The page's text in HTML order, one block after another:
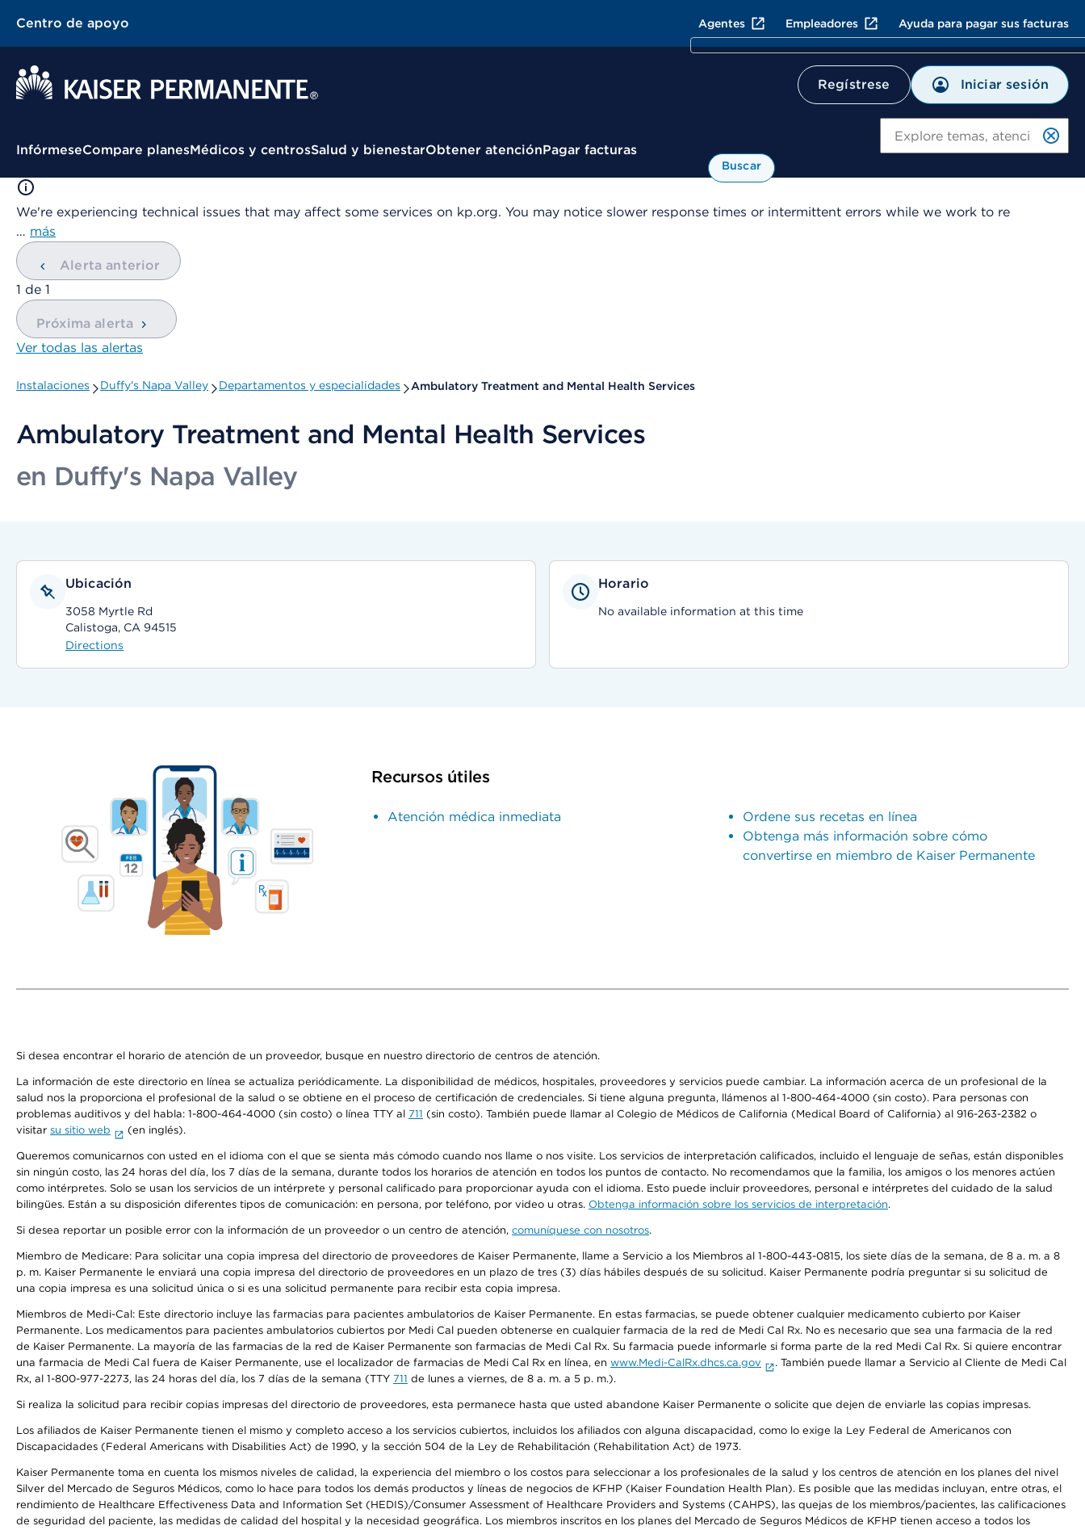
Centro de apoyo Agentes Empleadores Ayuda para pagar sus facturas
Regístrese Iniciar sesión
Menú contextual
InfórmeseCompare planesMédicos y centrosSalud y bienestarObtener atenciónPagar facturas
Buscar
We're experiencing technical issues that may affect some services on kp.org. You may notice slower response times or intermittent errors while we work to re
… más
Alerta anterior
mostrando
1 de 1
Próxima alerta
Ver todas las alertas
Instalaciones Duffy's Napa Valley Departamentos y especialidades Ambulatory Treatment and Mental Health Services
Ambulatory Treatment and Mental Health Services
en Duffy's Napa Valley
Ubicación
3058 Myrtle Rd
Calistoga, CA 94515
Directions
Horario
No available information at this time
Recursos útiles
Atención médica inmediata
Ordene sus recetas en línea
Obtenga más información sobre cómo
convertirse en miembro de Kaiser Permanente
Si desea encontrar el horario de atención de un proveedor, busque en nuestro directorio de centros de atención.
La información de este directorio en línea se actualiza periódicamente. La disponibilidad de médicos, hospitales, proveedores y servicios puede cambiar. La información acerca de un profesional de la
salud nos la proporciona el profesional de la salud o se obtiene en el proceso de certificación de credenciales. Si tiene alguna pregunta, llámenos al 1-800-464-4000 (sin costo). Para personas con
problemas auditivos y del habla: 1-800-464-4000 (sin costo) o línea TTY al 711 (sin costo). También puede llamar al Colegio de Médicos de California (Medical Board of California) al 916-263-2382 o
visitar su sitio web (en inglés).
Queremos comunicarnos con usted en el idioma con el que se sienta más cómodo cuando nos llame o nos visite. Los servicios de interpretación calificados, incluido el lenguaje de señas, están disponibles
sin ningún costo, las 24 horas del día, los 7 días de la semana, durante todos los horarios de atención en todos los puntos de contacto. No recomendamos que la familia, los amigos o los menores actúen
como intérpretes. Solo se usan los servicios de un intérprete y personal calificado para proporcionar ayuda con el idioma. Esto puede incluir proveedores, personal e intérpretes del cuidado de la salud
bilingües. Están a su disposición diferentes tipos de comunicación: en persona, por teléfono, por video u otras. Obtenga información sobre los servicios de interpretación.
Si desea reportar un posible error con la información de un proveedor o un centro de atención, comuníquese con nosotros.
Miembro de Medicare: Para solicitar una copia impresa del directorio de proveedores de Kaiser Permanente, llame a Servicio a los Miembros al 1-800-443-0815, los siete días de la semana, de 8 a. m. a 8
p. m. Kaiser Permanente le enviará una copia impresa del directorio de proveedores en un plazo de tres (3) días hábiles después de su solicitud. Kaiser Permanente podría preguntar si su solicitud de
una copia impresa es una solicitud única o si es una solicitud permanente para recibir esta copia impresa.
Miembros de Medi-Cal: Este directorio incluye las farmacias para pacientes ambulatorios de Kaiser Permanente. En estas farmacias, se puede obtener cualquier medicamento cubierto por Kaiser
Permanente. Los medicamentos para pacientes ambulatorios cubiertos por Medi Cal pueden obtenerse en cualquier farmacia de la red de Medi Cal Rx. No es necesario que sea una farmacia de la red
de Kaiser Permanente. La mayoría de las farmacias de la red de Kaiser Permanente son farmacias de Medi Cal Rx. Su farmacia puede informarle si forma parte de la red Medi Cal Rx. Si quiere encontrar
una farmacia de Medi Cal fuera de Kaiser Permanente, use el localizador de farmacias de Medi Cal Rx en línea, en www.Medi-CalRx.dhcs.ca.gov
. También puede llamar a Servicio al Cliente de Medi Cal
Rx, al 1-800-977-2273, las 24 horas del día, los 7 días de la semana (TTY 711 de lunes a viernes, de 8 a. m. a 5 p. m.).
Si realiza la solicitud para recibir copias impresas del directorio de proveedores, esta permanece hasta que usted abandone Kaiser Permanente o solicite que dejen de enviarle las copias impresas.
Los afiliados de Kaiser Permanente tienen el mismo y completo acceso a los servicios cubiertos, incluidos los afiliados con alguna discapacidad, como lo exige la Ley Federal de Americanos con
Discapacidades (Federal Americans with Disabilities Act) de 1990, y la sección 504 de la Ley de Rehabilitación (Rehabilitation Act) de 1973.
Kaiser Permanente toma en cuenta los mismos niveles de calidad, la experiencia del miembro o los costos para seleccionar a los profesionales de la salud y los centros de atención en los planes del nivel
Silver del Mercado de Seguros Médicos, como lo hace para todos los demás productos y líneas de negocios de KFHP (Kaiser Foundation Health Plan). Es posible que las medidas incluyan, entre otras, el
rendimiento de Healthcare Effectiveness Data and Information Set (HEDIS)/Consumer Assessment of Healthcare Providers and Systems (CAHPS), las quejas de los miembros/pacientes, las calificaciones
de seguridad del paciente, las medidas de calidad del hospital y la necesidad geográfica. Los miembros inscritos en los planes del Mercado de Seguros Médicos de KFHP tienen acceso a todos los